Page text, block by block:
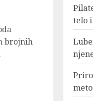
2
brojnih
telo